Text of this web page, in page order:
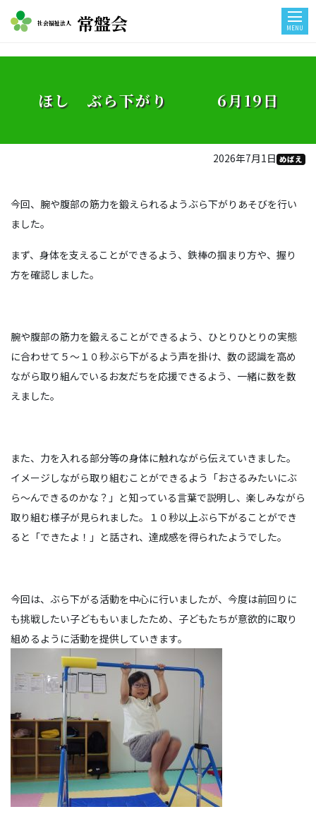
社会福祉法人 常盤会 MENU
ほし ぶら下がり 6月19日
2026年7月1日 めばえ
今回、腕や腹部の筋力を鍛えられるようぶら下がりあそびを行い
ました。
まず、身体を支えることができるよう、鉄棒の掴まり方や、握り
方を確認しました。
腕や腹部の筋力を鍛えることができるよう、ひとりひとりの実態
に合わせて５～１０秒ぶら下がるよう声を掛け、数の認識を高め
ながら取り組んでいるお友だちを応援できるよう、一緒に数を数
えました。
また、力を入れる部分等の身体に触れながら伝えていきました。
イメージしながら取り組むことができるよう「おさるみたいにぶ
ら～んできるのかな？」と知っている言葉で説明し、楽しみながら
取り組む様子が見られました。１０秒以上ぶら下がることができ
ると「できたよ！」と話され、達成感を得られたようでした。
今回は、ぶら下がる活動を中心に行いましたが、今度は前回りに
も挑戦したい子どももいましたため、子どもたちが意欲的に取り
組めるように活動を提供していきます。